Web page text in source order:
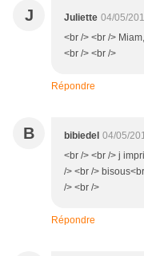
J Juliette 04/05/
<br /> <br />
<br /> <br />
Répondre
B bibiedel 04/05/
<br /> <br /> j
/> <br />
/> <br />
Répondre